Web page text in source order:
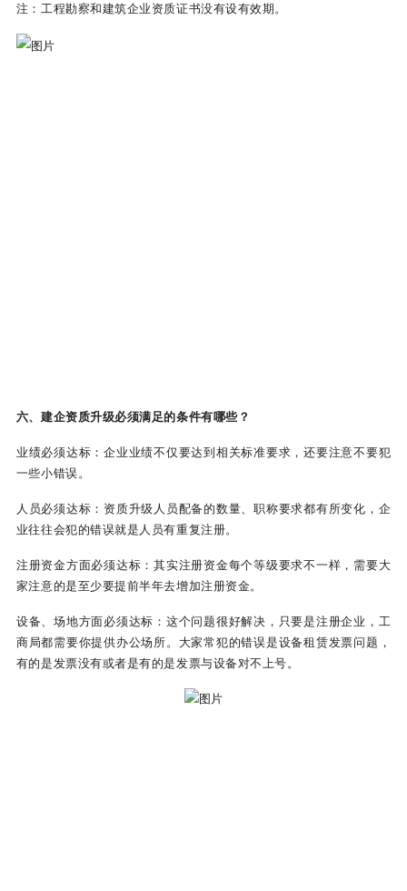
注：工程勘察和建筑企业资质证书没有设有效期。
六、建企资质升级必须满足的条件有哪些？
业绩必须达标：企业业绩不仅要达到相关标准要求，还要注意不要犯
一些小错误。
人员必须达标：资质升级人员配备的数量、职称要求都有所变化，企
业往往会犯的错误就是人员有重复注册。
注册资金方面必须达标：其实注册资金每个等级要求不一样，需要大
家注意的是至少要提前半年去增加注册资金。
设备、场地方面必须达标：这个问题很好解决，只要是注册企业，工
商局都需要你提供办公场所。大家常犯的错误是设备租赁发票问题，
有的是发票没有或者是有的是发票与设备对不上号。